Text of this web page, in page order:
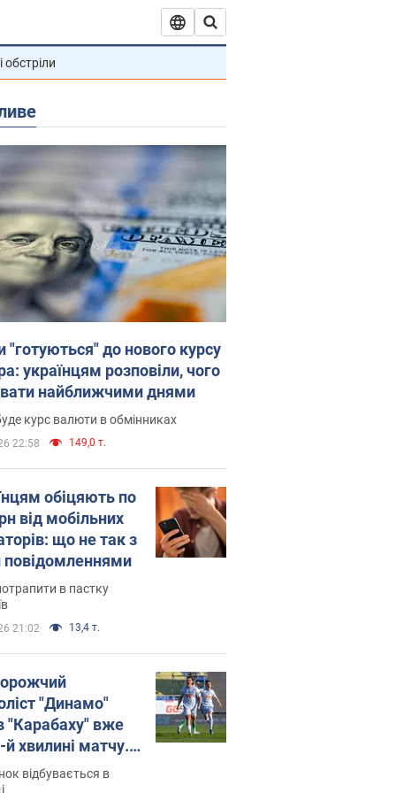
обстріли
"готуються" до нового курсу
українцям розповіли, чого
найближчими днями
курс валюти в обмінниках
22:58 149,0 т.
обіцяють по
від мобільних
що не так з
в пастку
21:02 13,4 т.
"Динамо"
"Карабаху" вже
й хвилині матчу.
відбувається в